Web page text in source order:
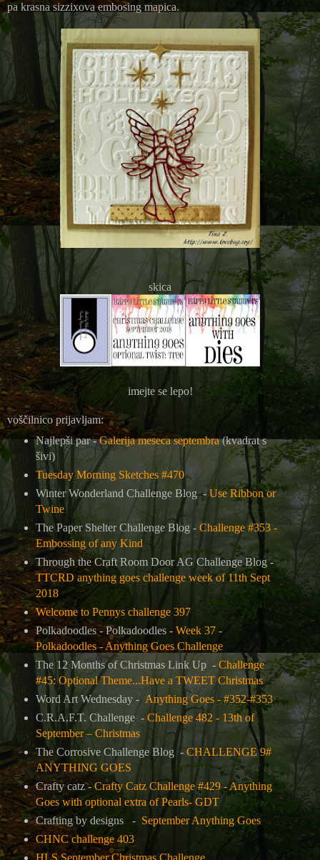
pa krasna sizzixova embosing mapica.
skica
imejte se lepo!
voščilnico prijavljam:
Najlepši par -Galerija meseca septembra(kvadrat s
šivi)
Tuesday Morning Sketches #470
Winter Wonderland Challenge Blog -Use Ribbon or
Twine
The Paper Shelter Challenge Blog - Challenge #353 -
Embossing of any Kind
Through the Craft Room Door AG Challenge Blog -
TTCRD anything goes challenge week of 11th Sept
2018
Welcome to Pennys challenge 397
Polkadoodles -Polkadoodles - Week 37 -
Polkadoodles - Anything Goes Challenge
The 12 Months of Christmas Link Up - Challenge
#45: Optional Theme...Have a TWEET Christmas
Word Art Wednesday - Anything Goes - #352-#353
C.R.A.F.T. Challenge - Challenge 482 - 13th of
September – Christmas
The Corrosive Challenge Blog - CHALLENGE 9#
ANYTHING GOES
Crafty catz - Crafty Catz Challenge #429 - Anything
Goes with optional extra of Pearls- GDT
Crafting by designs - September Anything Goes
CHNC challenge 403
HLS September Christmas Challenge